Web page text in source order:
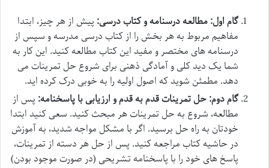
گام اول: مطالعه درسنامه و کتاب درسی: پیش از هر چیز، ابتدا
مفاهیم مربوط به هر بخش را از کتاب درسی مدرسه و سپس از
درسنامه های مختصر و مفید این کتاب مطالعه کنید. این کار به
شما یک دید کلی و آمادگی ذهنی برای شروع حل تمرینات می
دهد. مطمئن شوید که اصول اولیه را به خوبی درک کرده اید.
گام دوم: حل تمرینات قدم به قدم و ارزیابی با پاسخنامه: پس از
مطالعه، شروع به حل تمرینات هر مبحث کنید. سعی کنید ابتدا
خودتان به راه حل برسید. اگر با مشکل مواجه شدید، به آموزش
در حاشیه کتاب مراجعه کنید. پس از حل هر دسته از تمرینات،
پاسخ های خود را با پاسخنامه تشریحی (در صورت موجود بودن)